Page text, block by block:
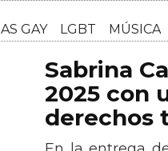
Sabrina
2025 con
derechos